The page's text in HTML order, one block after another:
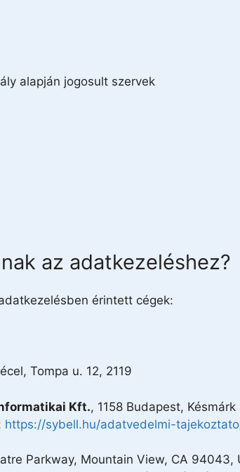
alapján jogosult szervek
az adatkezeléshez?
érintett cégek:
Tompa u. 12, 2119
Kft., 1158 Budapest,
https://sybell.hu/adatvedelmi-
Parkway, Mountain View, CA 94043,